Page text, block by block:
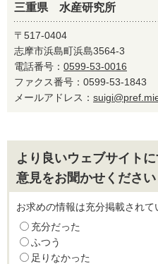
三重県 水産研究所
〒517-0404
志摩市浜島町浜島3564-3
電話番号： 0599-53-0016
ファクス番号：0599-53-1843
メールアドレス：
より良いウェブサイト
意見をお聞かせください
お求めの情報は充分掲載されて
充分だった
ふつう
足りなかった